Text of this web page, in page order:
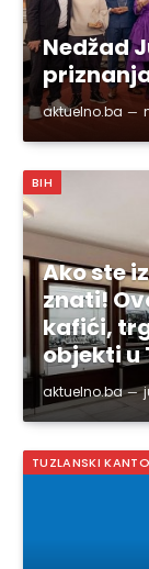
Nedžad
aktuelno.ba
BIH
Ako ste
znati!
kafići,
objekti u
aktuelno.ba
TUZLANSKI